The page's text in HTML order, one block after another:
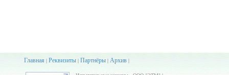
Главная| Реквизиты| Партнёры| Архив|